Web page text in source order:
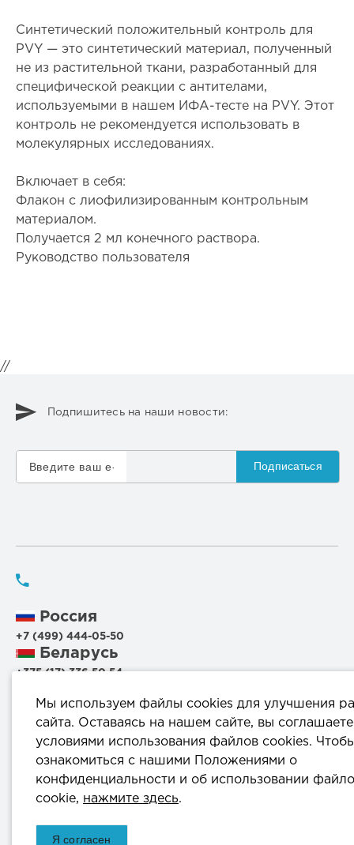
Синтетический положительный контроль для
PVY — это синтетический материал, полученный
не из растительной ткани, разработанный для
специфической реакции с антителами,
используемыми в нашем ИФА-тесте на PVY. Этот
контроль не рекомендуется использовать в
молекулярных исследованиях.
Включает в себя:
Флакон с лиофилизированным контрольным
материалом.
Получается 2 мл конечного раствора.
Руководство пользователя
//
Подпишитесь на наши новости:
Подписаться
Россия
+7 (499) 444-05-50
Беларусь
+375 (17) 336 50 54
+375 (44) 711 95 56
220114, г.Минск, ул.Филимонова, 25Г, пом.1000
info@komprod.com
ОДО «КомПродСервис» © 2025
Мы используем файлы cookies для улучшения
сайта. Оставаясь на нашем сайте, вы
условиями использования файлов cookies.
ознакомиться с нашими Положениями о
конфиденциальности и об использовании
cookie, нажмите здесь.
Я согласен